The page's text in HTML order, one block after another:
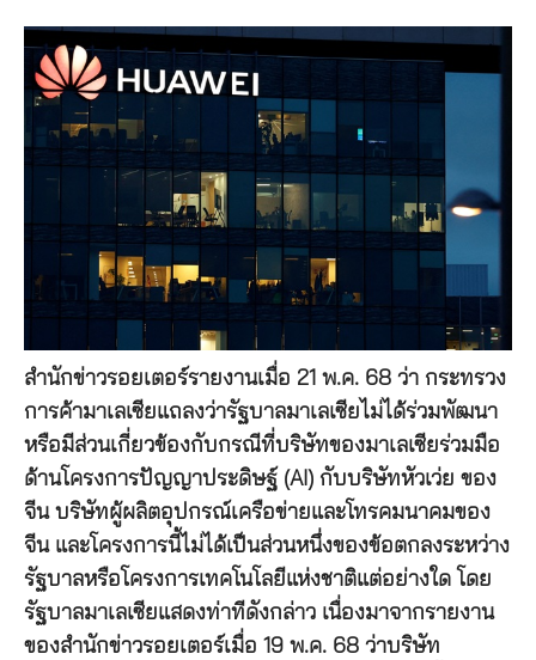
สำนักข่าวรอยเตอร์รายงานเมื่อ 21 พ.ค. 68 ว่า กระทรวง
การค้ามาเลเซียแถลงว่ารัฐบาลมาเลเซียไม่ได้ร่วมพัฒนา
หรือมีส่วนเกี่ยวข้องกับกรณีที่บริษัทของมาเลเซียร่วมมือ
ด้านโครงการปัญญาประดิษฐ์ (AI) กับบริษัทหัวเว่ย ของ
จีน บริษัทผู้ผลิตอุปกรณ์เครือข่ายและโทรคมนาคมของ
จีน และโครงการนี้ไม่ได้เป็นส่วนหนึ่งของข้อตกลงระหว่าง
รัฐบาลหรือโครงการเทคโนโลยีแห่งชาติแต่อย่างใด โดย
รัฐบาลมาเลเซียแสดงท่าทีดังกล่าว เนื่องมาจากรายงาน
ของสำนักข่าวรอยเตอร์เมื่อ 19 พ.ค. 68 ว่าบริษัท